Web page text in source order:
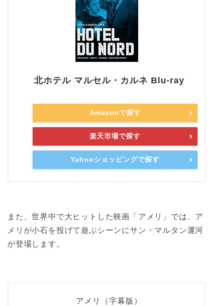
北ホテル マルセル・カルネ Blu-ray
Amazonで探す
楽天市場で探す
Yahooショッピングで探す
また、世界中で大ヒットした映画「アメリ」では、ア
メリが小石を投げて遊ぶシーンにサン・マルタン運河
が登場します。
アメリ（字幕版）